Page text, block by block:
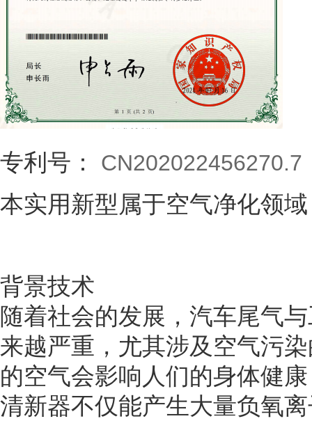
专利号： CN202022456270.7
本实用新型属于空气净化领
背景技术
随着社会的发展，汽车尾气
来越严重，尤其涉及空气污
的空气会影响人们的身体健
清新器不仅能产生大量负氧